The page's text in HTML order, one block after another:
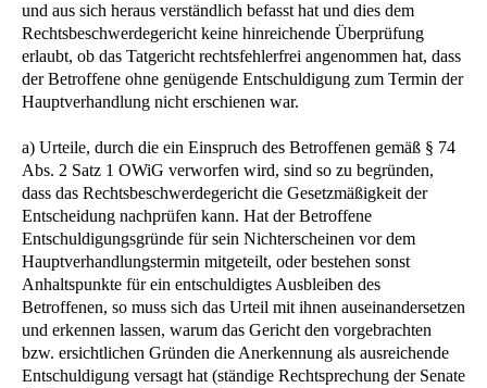
und aus sich heraus verständlich befasst hat und dies dem
Rechtsbeschwerdegericht keine hinreichende Überprüfung
erlaubt, ob das Tatgericht rechtsfehlerfrei angenommen hat, dass
der Betroffene ohne genügende Entschuldigung zum Termin der
Hauptverhandlung nicht erschienen war.
a) Urteile, durch die ein Einspruch des Betroffenen gemäß § 74
Abs. 2 Satz 1 OWiG verworfen wird, sind so zu begründen,
dass das Rechtsbeschwerdegericht die Gesetzmäßigkeit der
Entscheidung nachprüfen kann. Hat der Betroffene
Entschuldigungsgründe für sein Nichterscheinen vor dem
Hauptverhandlungstermin mitgeteilt, oder bestehen sonst
Anhaltspunkte für ein entschuldigtes Ausbleiben des
Betroffenen, so muss sich das Urteil mit ihnen auseinandersetzen
und erkennen lassen, warum das Gericht den vorgebrachten
bzw. ersichtlichen Gründen die Anerkennung als ausreichende
Entschuldigung versagt hat (ständige Rechtsprechung der Senate